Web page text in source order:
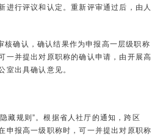
进行评议和认定。重新评审通过后，由人
核确认，确认结果作为申报高一层级职称
一并提出对原职称的确认申请，由开展高
室出具确认意见。
藏规则”。根据省人社厅的通知，跨区
申报高一级职称时，可一并提出对原职称